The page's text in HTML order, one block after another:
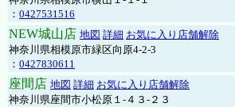
： 0427531516
NEW城山店 地図 詳細 お気に入り店舗解除
神奈川県相模原市緑区向原4-2-3
： 0427830611
座間店 地図 詳細 お気に入り店舗解除
神奈川県座間市小松原１-４３-２３